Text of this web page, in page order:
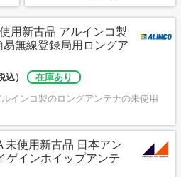
用新古品 アルインコ製
易無線登録局用ロングア
込）
在庫あり
インコ製のロングアンテナの未使用
未使用新古品 日本アン
ゲインホイップアンテ